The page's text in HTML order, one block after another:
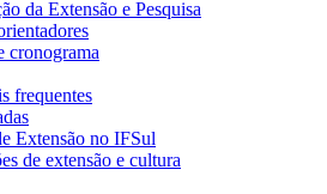
da Extensão e Pesquisa
cronograma
frequentes
Extensão no IFSul
de extensão e cultura